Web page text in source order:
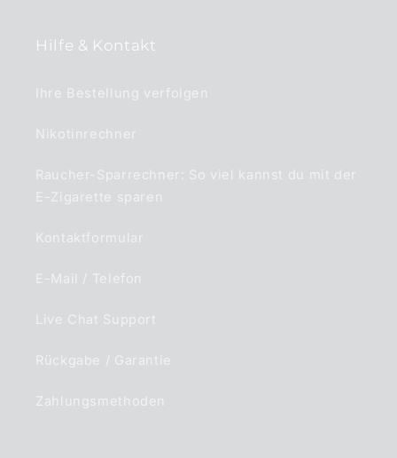
Hilfe & Kontakt
Ihre Bestellung verfolgen
Nikotinrechner
Raucher-Sparrechner: So viel kannst du mit der
E-Zigarette sparen
Kontaktformular
E-Mail / Telefon
Live Chat Support
Rückgabe / Garantie
Zahlungsmethoden